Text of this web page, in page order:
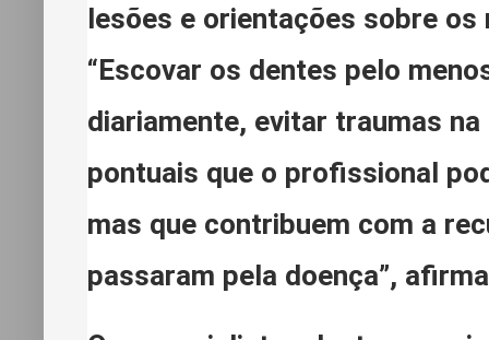
lesões e orientações sobre
“Escovar os dentes pelo
diariamente, evitar traumas
pontuais que o profissional
mas que contribuem com a
passaram pela doença”,